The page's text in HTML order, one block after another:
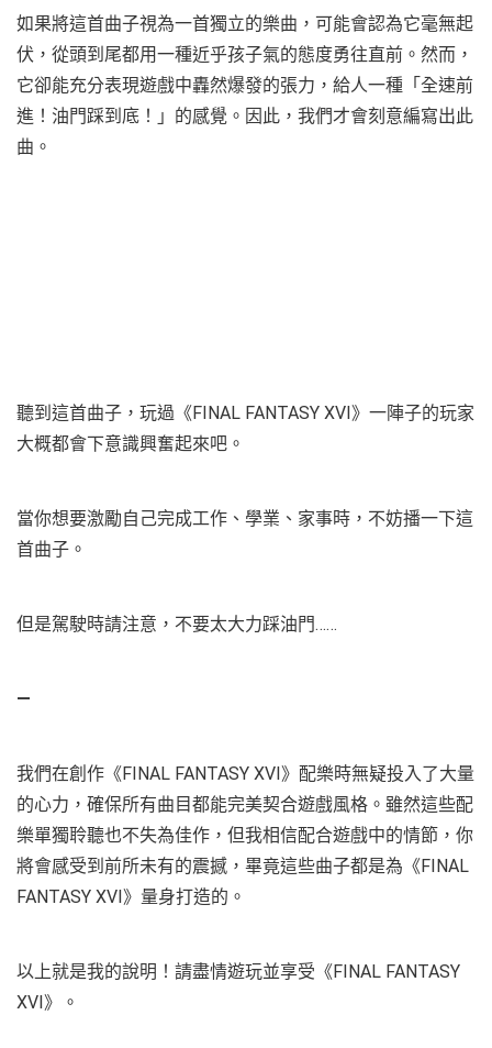
如果將這首曲子視為一首獨立的樂曲，可能會認為它毫無起
伏，從頭到尾都用一種近乎孩子氣的態度勇往直前。然而，
它卻能充分表現遊戲中轟然爆發的張力，給人一種「全速前
進！油門踩到底！」的感覺。因此，我們才會刻意編寫出此
曲。
聽到這首曲子，玩過《FINAL FANTASY XVI》一陣子的玩家
大概都會下意識興奮起來吧。
當你想要激勵自己完成工作、學業、家事時，不妨播一下這
首曲子。
但是駕駛時請注意，不要太大力踩油門……
—
我們在創作《FINAL FANTASY XVI》配樂時無疑投入了大量
的心力，確保所有曲目都能完美契合遊戲風格。雖然這些配
樂單獨聆聽也不失為佳作，但我相信配合遊戲中的情節，你
將會感受到前所未有的震撼，畢竟這些曲子都是為《FINAL
FANTASY XVI》量身打造的。
以上就是我的說明！請盡情遊玩並享受《FINAL FANTASY
XVI》。